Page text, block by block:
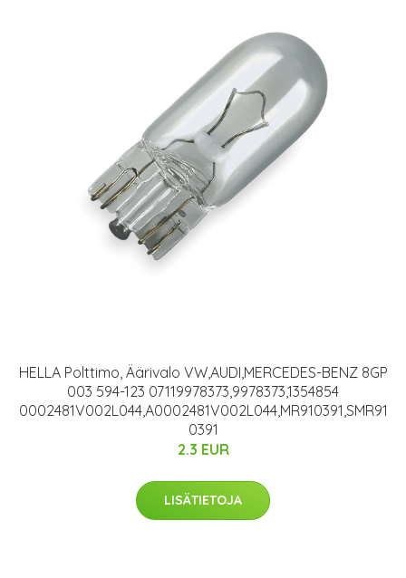
HELLA Polttimo, Äärivalo VW,AUDI,MERCEDES-BENZ 8GP
003 594-123 07119978373,9978373,1354854
0002481V002L044,A0002481V002L044,MR910391,SMR91
0391
2.3 EUR
LISÄTIETOJA